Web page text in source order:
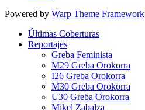
Powered by Warp Theme Framework
Últimas Coberturas
Reportajes
Greba Feminista
M29 Greba Orokorra
I26 Greba Orokorra
M30 Greba Orokorra
U30 Greba Orokorra
Mikel Zabalza